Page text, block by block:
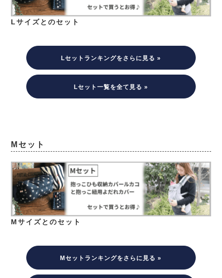
Lサイズとのセット
Lセットランキングをさらに見る »
Lセット一覧を全て見る »
Mセット
Mサイズとのセット
Mセットランキングをさらに見る »